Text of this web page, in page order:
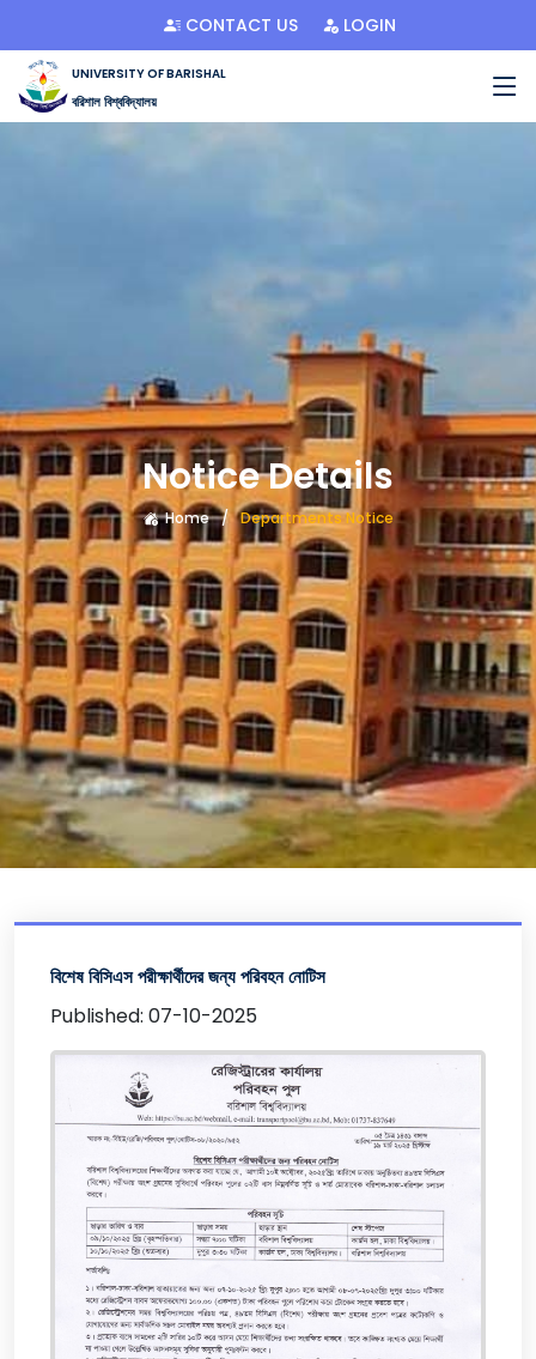
CONTACT US LOGIN
UNIVERSITY OF BARISHAL
বরিশাল বিশ্ববিদ্যালয়
Notice Details
Home Departments Notice
বিশেষ বিসিএস পরীক্ষার্থীদের জন্য পরিবহন নোটিস
Published: 07-10-2025